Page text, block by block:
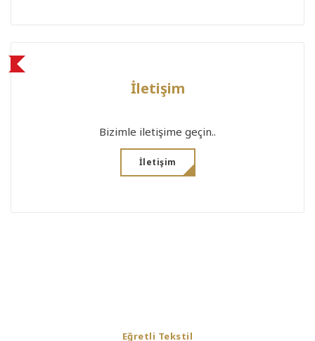
İletişim
Bizimle iletişime geçin..
İletişim
Eğretli Tekstil